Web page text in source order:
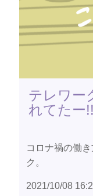
テレワー
れてたー
コロナ禍の働
ク。
2021/10/08